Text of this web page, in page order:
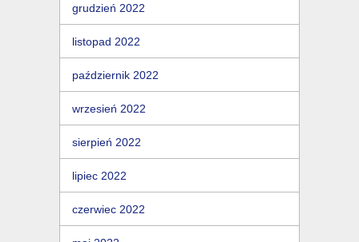
grudzień 2022
listopad 2022
październik 2022
wrzesień 2022
sierpień 2022
lipiec 2022
czerwiec 2022